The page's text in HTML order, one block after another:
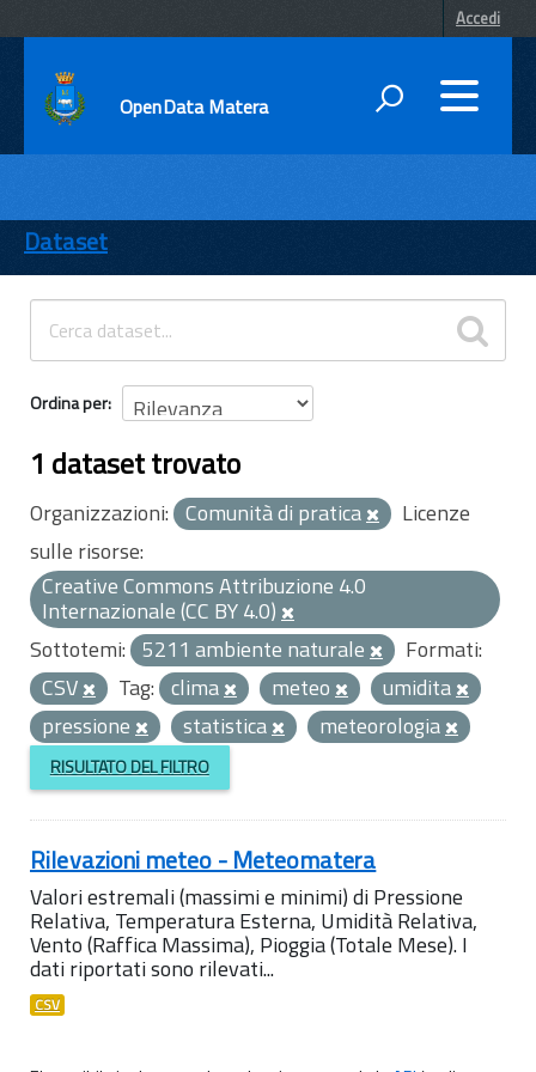
Accedi
OpenData Matera
ENTI
TEMI
INFORMAZIONI
Dataset
Ordina per
1 dataset trovato
Organizzazioni: Comunità di pratica
Licenze
sulle risorse:
Creative Commons Attribuzione 4.0
Internazionale (CC BY 4.0)
Sottotemi: 5211 ambiente naturale
Formati:
CSV
Tag: clima meteo
umidita
pressione
statistica meteorologia
RISULTATO DEL FILTRO
Rilevazioni meteo - Meteomatera
Valori estremali (massimi e minimi) di Pressione
Relativa, Temperatura Esterna, Umidità Relativa,
Vento (Raffica Massima), Pioggia (Totale Mese). I
dati riportati sono rilevati...
CSV